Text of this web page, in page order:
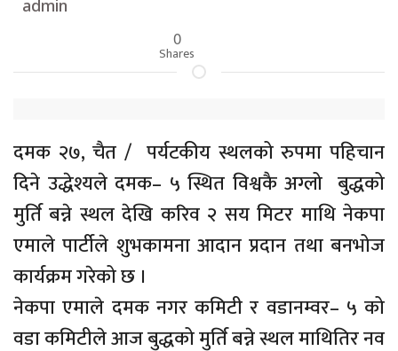
admin
0
Shares
दमक २७, चैत / पर्यटकीय स्थलको रुपमा पहिचान
दिने उद्धेश्यले दमक– ५ स्थित विश्वकै अग्लो बुद्धको
मुर्ति बन्ने स्थल देखि करिव २ सय मिटर माथि नेकपा
एमाले पार्टीले शुभकामना आदान प्रदान तथा बनभोज
कार्यक्रम गरेको छ ।
नेकपा एमाले दमक नगर कमिटी र वडानम्वर– ५ को
वडा कमिटीले आज बुद्धको मुर्ति बन्ने स्थल माथितिर नव